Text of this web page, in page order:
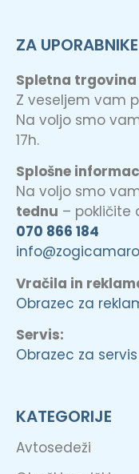
ZA UPORABNIKE
Spletna trgovina
Z veseljem vam
Na voljo smo
17h.
Splošne
Na voljo smo
tednu – pokličite
070 866 184
Vračila in
Obrazec za
Servis:
Obrazec za
KATEGORIJE
Avtosedeži